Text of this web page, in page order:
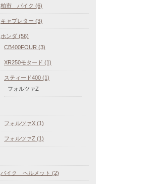
柏市 バイク (6)
キャブレター (3)
ホンダ (56)
CB400FOUR (3)
XR250モタード (1)
スティード400 (1)
フォルツァZ
フォルツァX (1)
フォルツァZ (1)
バイク ヘルメット (2)